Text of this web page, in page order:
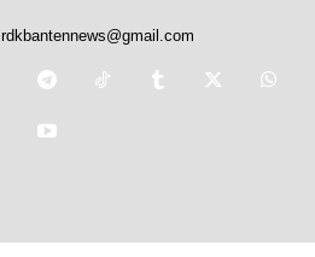
rdkbantennews@gmail.com